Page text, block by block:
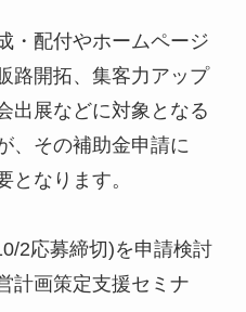
・配付やホームページ
路開拓、集客力アップ
出展などに対象となる
、その補助金申請に
となります。
2応募締切)を申請検討
計画策定支援セミナ